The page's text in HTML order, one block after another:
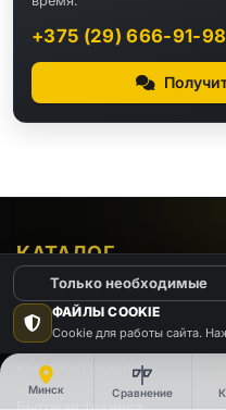
Минск Сравнение
+375 (29) 666-91-98
КАТАЛОГ
Видео
Компьютеры и
комплектующие
ФАЙЛЫ COOKIE
Cookie для работы сайта.
Только необходимые